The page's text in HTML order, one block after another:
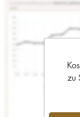
zu